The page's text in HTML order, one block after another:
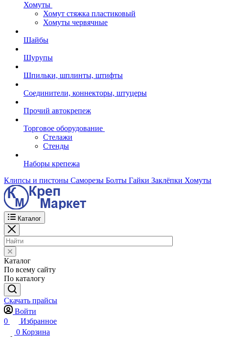
Хомуты
Хомут стяжка пластиковый
Хомуты червячные
Шайбы
Шурупы
Шпильки, шплинты, штифты
Соединители, коннекторы, штуцеры
Прочий автокрепеж
Торговое оборудование
Стелажи
Стенды
Наборы крепежа
Клипсы и пистоны Саморезы Болты Гайки Заклёпки Хомуты
Каталог
Каталог
По всему сайту
По каталогу
Скачать прайсы
Войти
0
Избранное
0 Корзина